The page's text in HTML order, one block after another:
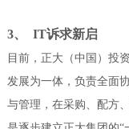
3、 IT诉求新启
目前，正大（中国）投
发展为一体，负责全面
与管理，在采购、配方